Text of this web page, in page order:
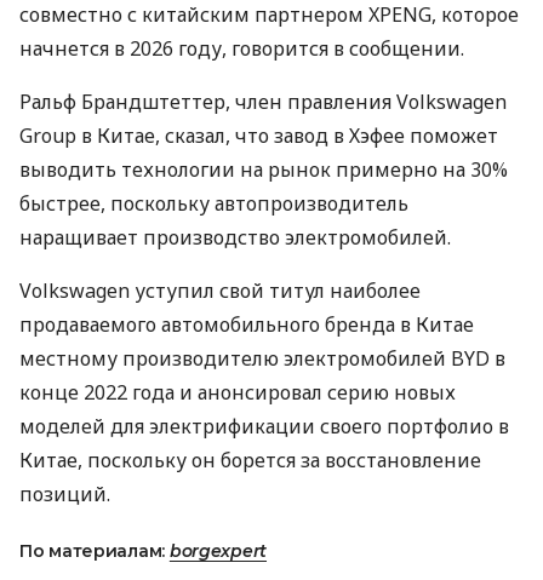
совместно с китайским партнером XPENG, которое
начнется в 2026 году, говорится в сообщении.
Ральф Брандштеттер, член правления Volkswagen
Group в Китае, сказал, что завод в Хэфее поможет
выводить технологии на рынок примерно на 30%
быстрее, поскольку автопроизводитель
наращивает производство электромобилей.
Volkswagen уступил свой титул наиболее
продаваемого автомобильного бренда в Китае
местному производителю электромобилей BYD в
конце 2022 года и анонсировал серию новых
моделей для электрификации своего портфолио в
Китае, поскольку он борется за восстановление
позиций.
По материалам: borgexpert